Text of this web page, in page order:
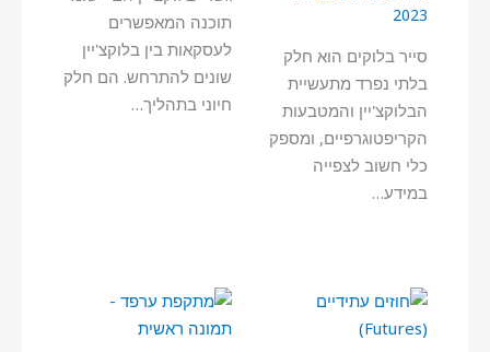
2023
סייר בלוקים הוא חלק
בלתי נפרד מתעשיית
הבלוקצ'יין והמטבעות
הקריפטוגרפיים, ומספק
כלי חשוב לצפייה
במידע…
תוכנה המאפשרים
לעסקאות בין בלוקצ'יין
שונים להתרחש. הם חלק
חיוני בתהליך…